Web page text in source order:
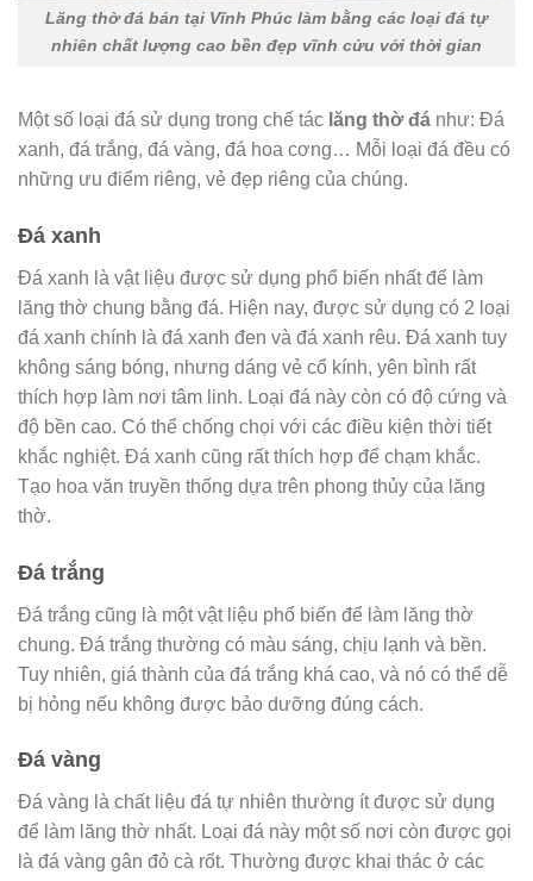
Lăng thờ đá bán tại Vĩnh Phúc làm bằng các loại đá tự
nhiên chất lượng cao bền đẹp vĩnh cửu với thời gian
Một số loại đá sử dụng trong chế tác lăng thờ đá như: Đá
xanh, đá trắng, đá vàng, đá hoa cơng… Mỗi loại đá đều có
những ưu điểm riêng, vẻ đẹp riêng của chúng.
Đá xanh
Đá xanh là vật liệu được sử dụng phổ biến nhất để làm
lăng thờ chung bằng đá. Hiện nay, được sử dụng có 2 loại
đá xanh chính là đá xanh đen và đá xanh rêu. Đá xanh tuy
không sáng bóng, nhưng dáng vẻ cổ kính, yên bình rất
thích hợp làm nơi tâm linh. Loại đá này còn có độ cứng và
độ bền cao. Có thể chống chọi với các điều kiện thời tiết
khắc nghiệt. Đá xanh cũng rất thích hợp để chạm khắc.
Tạo hoa văn truyền thống dựa trên phong thủy của lăng
thờ.
Đá trắng
Đá trắng cũng là một vật liệu phổ biến để làm lăng thờ
chung. Đá trắng thường có màu sáng, chịu lạnh và bền.
Tuy nhiên, giá thành của đá trắng khá cao, và nó có thể dễ
bị hỏng nếu không được bảo dưỡng đúng cách.
Đá vàng
Đá vàng là chất liệu đá tự nhiên thường ít được sử dụng
để làm lăng thờ nhất. Loại đá này một số nơi còn được gọi
là đá vàng gân đỏ cà rốt. Thường được khai thác ở các